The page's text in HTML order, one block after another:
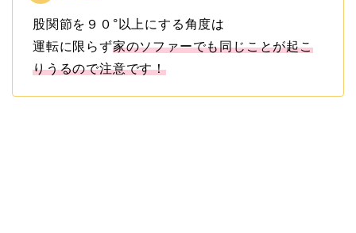
股関節を９０°以上にする角度は
運転に限らず家のソファーでも同じことが起こ
りうるので注意です！